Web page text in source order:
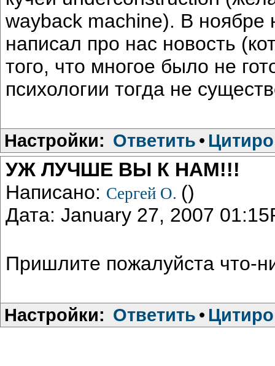
wayback machine). В
написал про нас новость
того, что многое было не
психологии тогда не
Настройки: Ответить •
УЖ ЛУЧШЕ ВЫ К НАМ!!!
Написано: Сергей О. ()
Дата: January 27, 2007
Пришлите пожалуйста что-
Настройки: Ответить •